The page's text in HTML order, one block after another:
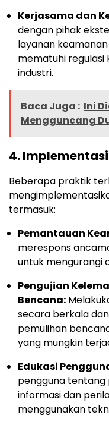
Kerjasama dan
dengan pihak
layanan
mematuhi
industri.
Baca Juga : Ini
Mengguncang
4.
Beberapa praktik
termasuk:
Pemantauan
merespons
untuk mengurangi
Pengujian
Bencana:
secara berkala
pemulihan
yang mungkin
Edukasi
pengguna
informasi dan
menggunakan